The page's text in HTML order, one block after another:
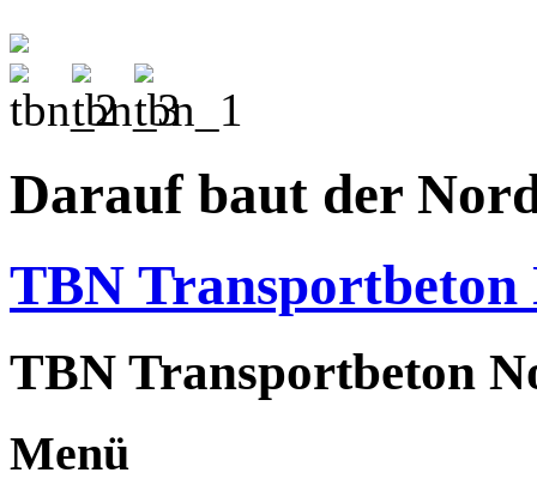
Darauf baut der
TBN
TBN Transportbeton
Menü